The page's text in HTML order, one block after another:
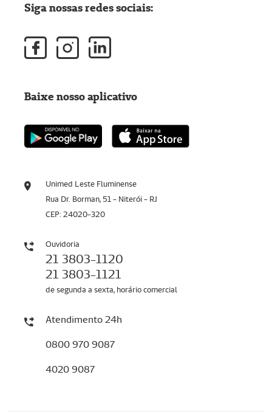
Unimed Leste Fluminense
Rua Dr. Borman, 51 - Niterói - RJ
CEP: 24020-320
Ouvidoria
21 3803-1120
21 3803-1121
de segunda a sexta, horário comercial
Atendimento 24h
0800 970 9087
4020 9087
Siga nossas redes sociais:
Baixe nosso aplicativo